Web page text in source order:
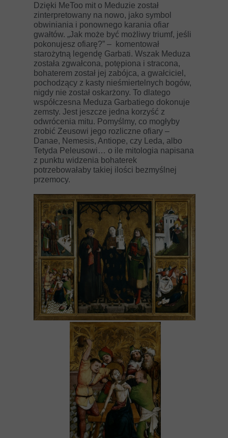
Dzięki MeToo mit o Meduzie został
zinterpretowany na nowo, jako symbol
obwiniania i ponownego karania ofiar
gwałtów. „Jak może być możliwy triumf, jeśli
pokonujesz ofiarę?” – komentował
starożytną legendę Garbati. Wszak Meduza
została zgwałcona, potępiona i stracona,
bohaterem został jej zabójca, a gwałciciel,
pochodzący z kasty nieśmiertelnych bogów,
nigdy nie został oskarżony. To dlatego
współczesna Meduza Garbatiego dokonuje
zemsty. Jest jeszcze jedna korzyść z
odwrócenia mitu. Pomyślmy, co mogłyby
zrobić Zeusowi jego rozliczne ofiary –
Danae, Nemesis, Antiope, czy Leda, albo
Tetyda Peleusowi… o ile mitologia napisana
z punktu widzenia bohaterek
potrzebowałaby takiej ilości bezmyślnej
przemocy.